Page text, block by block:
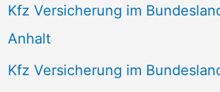
Kfz Versicherung im
Anhalt
Kfz Versicherung im